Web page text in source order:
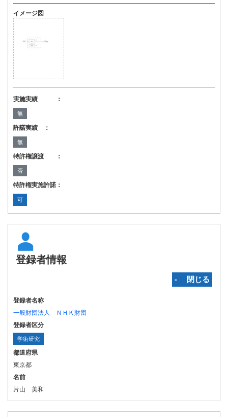
イメージ図
実施実績 ：
無
許諾実績 ：
無
特許権譲渡 ：
否
特許権実施許諾：
可
登録者情報
‐ 閉じる
登録者名称
一般財団法人 ＮＨＫ財団
登録者区分
学術研究
都道府県
東京都
名前
片山 美和